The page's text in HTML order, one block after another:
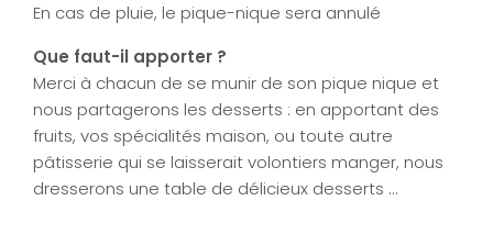
En cas de pluie, le pique-nique sera annulé
Que faut-il apporter ?
Merci à chacun de se munir de son pique nique et
nous partagerons les desserts : en apportant des
fruits, vos spécialités maison, ou toute autre
pâtisserie qui se laisserait volontiers manger, nous
dresserons une table de délicieux desserts ...